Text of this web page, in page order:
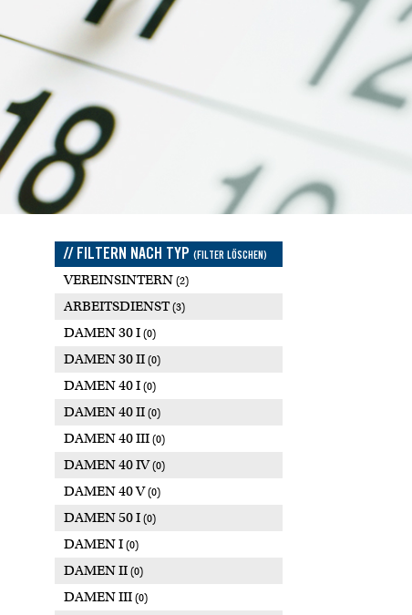
// FILTERN NACH TYP (FILTER LÖSCHEN)
VEREINSINTERN (2)
ARBEITSDIENST(3)
DAMEN 30 I (0)
DAMEN 30 II (0)
DAMEN 40 I (0)
DAMEN 40 II (0)
DAMEN 40 III (0)
DAMEN 40 IV(0)
DAMEN 40 V(0)
DAMEN 50 I (0)
DAMEN I (0)
DAMEN II (0)
DAMEN III (0)